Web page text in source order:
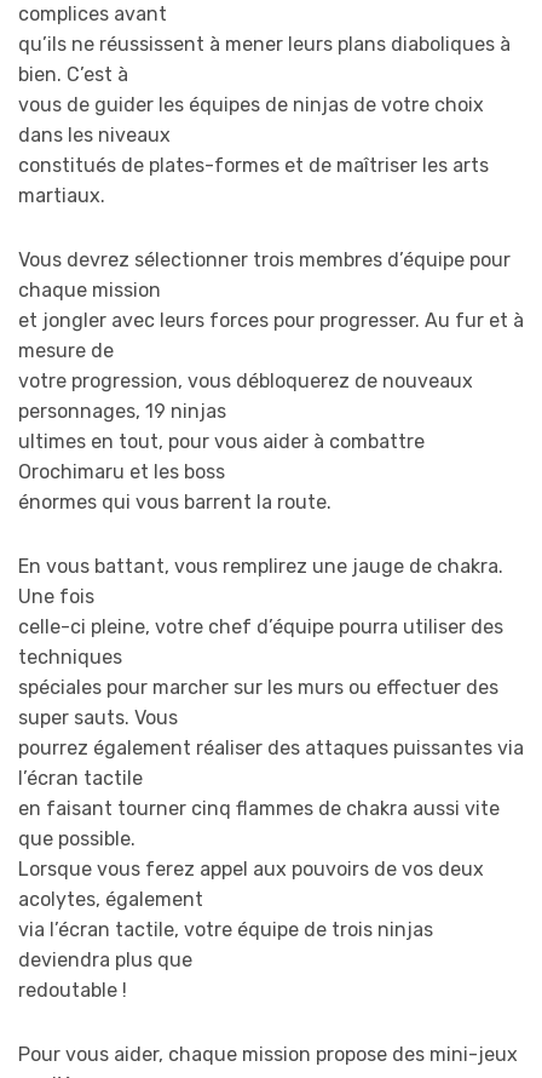
complices avant
qu’ils ne réussissent à mener leurs plans diaboliques à
bien. C’est à
vous de guider les équipes de ninjas de votre choix
dans les niveaux
constitués de plates-formes et de maîtriser les arts
martiaux.
Vous devrez sélectionner trois membres d’équipe pour
chaque mission
et jongler avec leurs forces pour progresser. Au fur et à
mesure de
votre progression, vous débloquerez de nouveaux
personnages, 19 ninjas
ultimes en tout, pour vous aider à combattre
Orochimaru et les boss
énormes qui vous barrent la route.
En vous battant, vous remplirez une jauge de chakra.
Une fois
celle-ci pleine, votre chef d’équipe pourra utiliser des
techniques
spéciales pour marcher sur les murs ou effectuer des
super sauts. Vous
pourrez également réaliser des attaques puissantes via
l’écran tactile
en faisant tourner cinq flammes de chakra aussi vite
que possible.
Lorsque vous ferez appel aux pouvoirs de vos deux
acolytes, également
via l’écran tactile, votre équipe de trois ninjas
deviendra plus que
redoutable !
Pour vous aider, chaque mission propose des mini-jeux